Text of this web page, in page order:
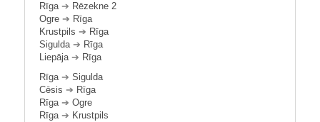
Rīga➔ Rēzekne 2
Ogre ➔ Rīga
Krustpils ➔ Rīga
Sigulda➔ Rīga
Liepāja➔ Rīga
Rīga➔ Sigulda
Cēsis ➔ Rīga
Rīga➔ Ogre
Rīga➔ Krustpils